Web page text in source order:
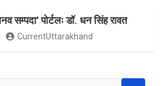
सम्पदा’ पोर्टलः डॉ. धन सिंह रावत
CurrentUttarakhand